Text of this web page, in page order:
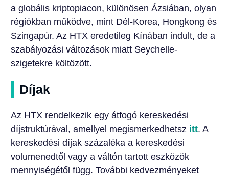
a globális kriptopiacon, különösen Ázsiában, olyan
régiókban működve, mint Dél-Korea, Hongkong és
Szingapúr. Az HTX eredetileg Kínában indult, de a
szabályozási változások miatt Seychelle-
szigetekre költözött.
Díjak
Az HTX rendelkezik egy átfogó kereskedési
díjstruktúrával, amellyel megismerkedhetsz itt. A
kereskedési díjak százaléka a kereskedési
volumenedtől vagy a váltón tartott eszközök
mennyiségétől függ. További kedvezményeket